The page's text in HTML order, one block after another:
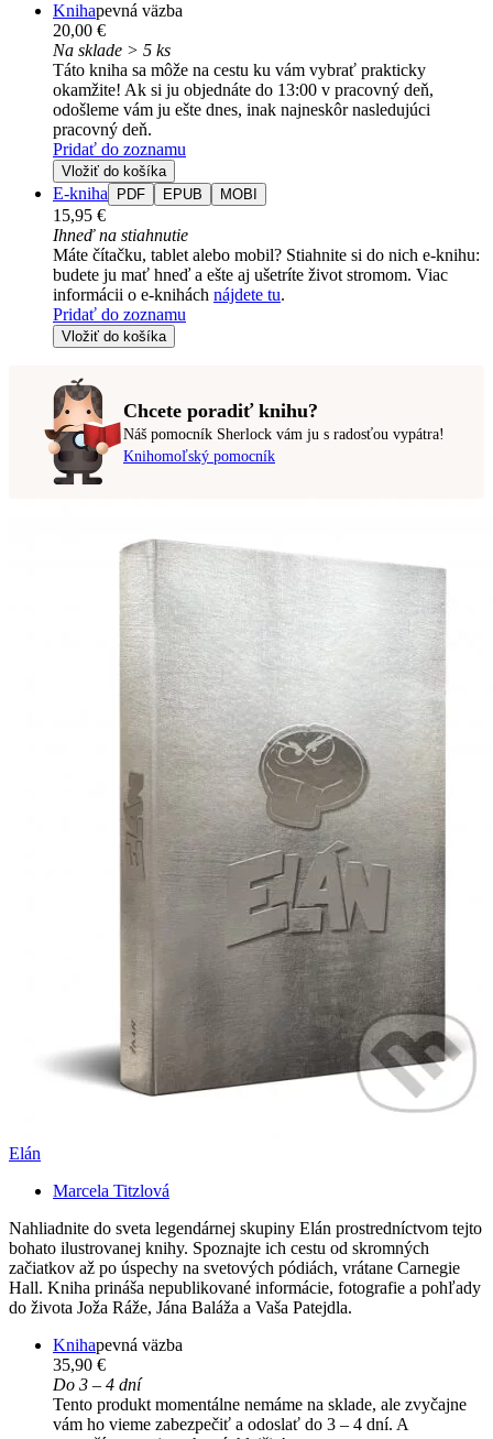
Knihapevná väzba
20,00 €
Na sklade > 5 ks
Táto kniha sa môže na cestu ku vám vybrať prakticky
okamžite! Ak si ju objednáte do 13:00 v pracovný deň,
odošleme vám ju ešte dnes, inak najneskôr nasledujúci
pracovný deň.
Pridať do zoznamu
Vložiť do košíka
E-kniha PDF EPUB MOBI
15,95 €
Ihneď na stiahnutie
Máte čítačku, tablet alebo mobil? Stiahnite si do nich e-knihu:
budete ju mať hneď a ešte aj ušetríte život stromom. Viac
informácii o e-knihách nájdete tu.
Pridať do zoznamu
Vložiť do košíka
Chcete poradiť knihu?
Náš pomocník Sherlock vám ju s radosťou vypátra!
Knihomoľský pomocník
Elán
Marcela Titzlová
Nahliadnite do sveta legendárnej skupiny Elán prostredníctvom tejto
bohato ilustrovanej knihy. Spoznajte ich cestu od skromných
začiatkov až po úspechy na svetových pódiách, vrátane Carnegie
Hall. Kniha prináša nepublikované informácie, fotografie a pohľady
do života Joža Ráže, Jána Baláža a Vaša Patejdla.
Knihapevná väzba
35,90 €
Do 3 – 4 dní
Tento produkt momentálne nemáme na sklade, ale zvyčajne
vám ho vieme zabezpečiť a odoslať do 3 – 4 dní. A